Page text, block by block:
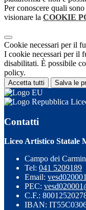
Per conoscere quali
visionare la COOKIE
Cookie necessari per il
I cookie necessari per il
disabilitati. È possibile
policy.
Accetta tutti Salva le
Contatti
Liceo Artistico Statale
Campo dei
Tel: 041 5209189
Email:
PEC:
C.F.:
IBAN: